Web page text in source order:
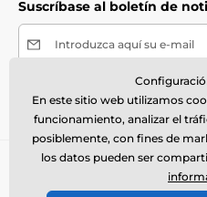
Suscríbase al boletín de
Introduzca aquí su e-mail
Al enviar el formulario
datos personales.
Necesita ayuda ?
El servicio de atención al
En este sitio web utilizamos
funcionamiento, analizar el
posiblemente, con fines de
los datos pueden ser